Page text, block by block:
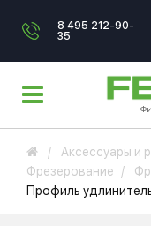
8 495 212-90-
35
Аксессуары и
Фрезерование
Профиль